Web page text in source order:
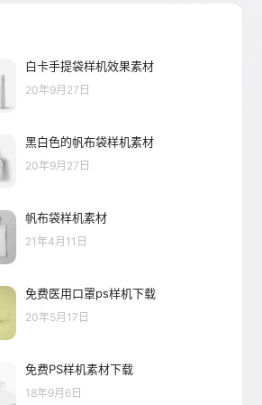
白卡手提袋样机效果素材
20年9月27日
黑白色的帆布袋样机素材
20年9月27日
帆布袋样机素材
21年4月11日
免费医用口罩ps样机下载
20年5月17日
免费PS样机素材下载
18年9月6日